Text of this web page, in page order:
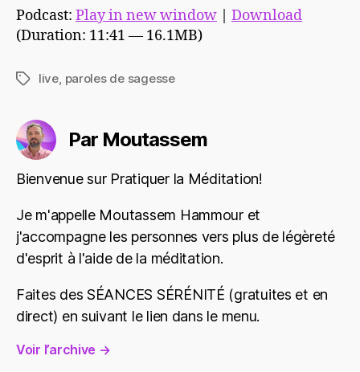
Podcast: Play in new window
Download
(Duration: 11:41 — 16.1MB)
Étiquettes
live, paroles de sagesse
Par Moutassem
Bienvenue sur Pratiquer la Méditation!
Je m'appelle Moutassem Hammour et
j'accompagne les personnes vers plus de légèreté
d'esprit à l'aide de la méditation.
Faites des SÉANCES SÉRÉNITÉ (gratuites et en
direct) en suivant le lien dans le menu.
Voir l’archive →